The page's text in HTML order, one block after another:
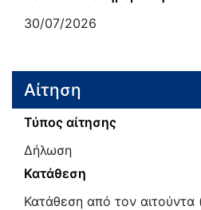
30/07/2026
Αίτηση
Τύπος αίτησης
Δήλωση
Κατάθεση
Κατάθεση από τον αιτούντα